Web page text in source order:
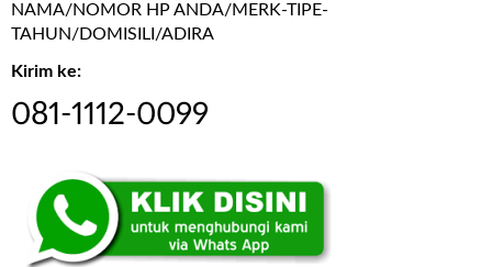
NAMA/NOMOR HP ANDA/MERK-TIPE-
TAHUN/DOMISILI/ADIRA
Kirim ke:
081-1112-0099